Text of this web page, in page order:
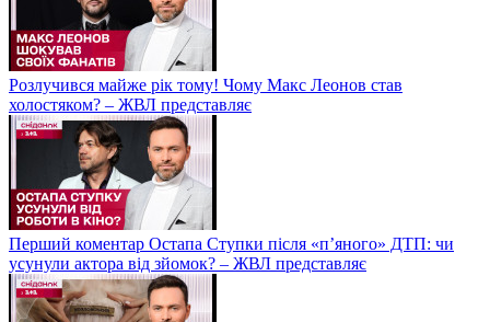
Розлучився майже рік тому! Чому Макс Леонов став
холостяком? – ЖВЛ представляє
Перший коментар Остапа Ступки після «п’яного» ДТП: чи
усунули актора від зйомок? – ЖВЛ представляє